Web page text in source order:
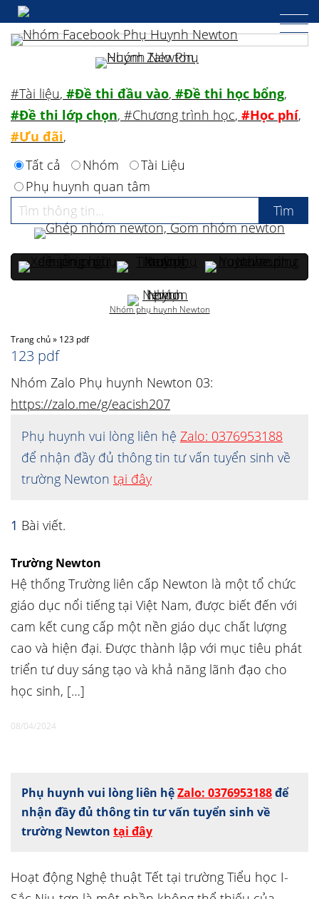
Trang chủ» 123 pdf
123 pdf
Nhóm Zalo Phụ huynh Newton 03:
https://zalo.me/g/eacish207
Phụ huynh vui lòng liên hệ Zalo: 0376953188
để nhận đầy đủ thông tin tư vấn tuyển sinh về
trường Newton tại đây
1 Bài viết.
Trường Newton
Hệ thống Trường liên cấp Newton là một tổ chức
giáo dục nổi tiếng tại Việt Nam, được biết đến với
cam kết cung cấp một nền giáo dục chất lượng
cao và hiện đại. Được thành lập với mục tiêu phát
triển tư duy sáng tạo và khả năng lãnh đạo cho
học sinh, […]
08/04/2024
Phụ huynh vui lòng liên hệZalo: 0376953188để
nhận đầy đủ thông tin tư vấn tuyển sinh về
trường Newton tại đây
Hoạt động Nghệ thuật Tết tại trường Tiểu học I-
#Tài liệu, #Đề thi đầu vào, #Đề thi học bổng,
#Đề thi lớp chọn, #Chương trình học, #Học phí,
#Ưu đãi,
Tất cả
Nhóm
Tài Liệu
Phụ huynh quan tâm
Nhóm phụ huynh Newton